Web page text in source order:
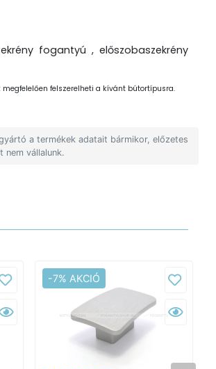
fogantyú , előszobaszekrény
felszerelheti a kívánt bútortípusra.
a termékek adatait bármikor, előzetes
vállalunk.
-7% AKCIÓ